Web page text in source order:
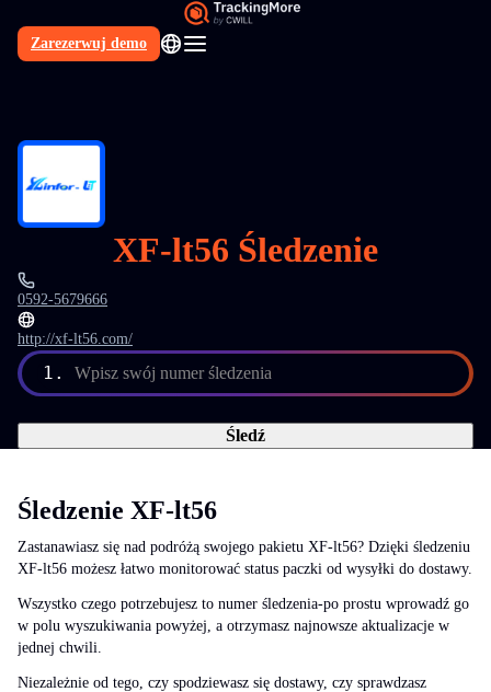
Zarezerwuj demo
PL
XF-lt56 Śledzenie
0592-5679666
http://xf-lt56.com/
1. Wpisz swój numer śledzenia
Śledź
Śledzenie XF-lt56
Zastanawiasz się nad podróżą swojego pakietu XF-lt56? Dzięki śledzeniu
XF-lt56 możesz łatwo monitorować status paczki od wysyłki do dostawy.
Wszystko czego potrzebujesz to numer śledzenia-po prostu wprowadź go
w polu wyszukiwania powyżej, a otrzymasz najnowsze aktualizacje w
jednej chwili.
Niezależnie od tego, czy spodziewasz się dostawy, czy sprawdzasz